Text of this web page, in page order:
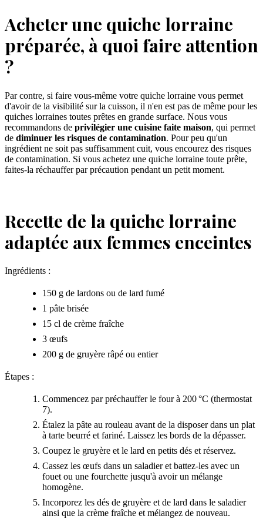
Acheter une quiche lorraine
préparée, à quoi faire attention
?
Par contre, si faire vous-même votre quiche lorraine vous permet
d'avoir de la visibilité sur la cuisson, il n'en est pas de même pour les
quiches lorraines toutes prêtes en grande surface. Nous vous
recommandons de privilégier une cuisine faite maison, qui permet
de diminuer les risques de contamination. Pour peu qu'un
ingrédient ne soit pas suffisamment cuit, vous encourez des risques
de contamination. Si vous achetez une quiche lorraine toute prête,
faites-la réchauffer par précaution pendant un petit moment.
Recette de la quiche lorraine
adaptée aux femmes enceintes
Ingrédients :
150 g de lardons ou de lard fumé
1 pâte brisée
15 cl de crème fraîche
3 œufs
200 g de gruyère râpé ou entier
Étapes :
Commencez par préchauffer le four à 200 °C (thermostat
7).
Étalez la pâte au rouleau avant de la disposer dans un plat
à tarte beurré et fariné. Laissez les bords de la dépasser.
Coupez le gruyère et le lard en petits dés et réservez.
Cassez les œufs dans un saladier et battez-les avec un
fouet ou une fourchette jusqu'à avoir un mélange
homogène.
Incorporez les dés de gruyère et de lard dans le saladier
ainsi que la crème fraîche et mélangez de nouveau.